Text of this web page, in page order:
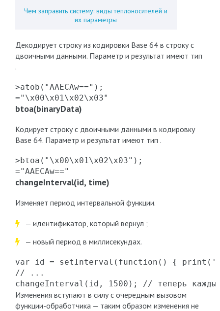
Чем заправить систему: виды теплоносителей и
их параметры
Декодирует строку из кодировки Base 64 в строку с
двоичными данными. Параметр и результат имеют тип
.
>atob("AAECAw==");
="\x00\x01\x02\x03"
btoa(binaryData)
Кодирует строку с двоичными данными в кодировку
Base 64. Параметр и результат имеют тип .
>btoa("\x00\x01\x02\x03");
="AAECAw=="
changeInterval(id, time)
Изменяет период интервальной функции.
— идентификатор, который вернул ;
— новый период в миллисекундах.
var id = setInterval(function() {
// ...
changeInterval(id, 1500); // теперь
Изменения вступают в силу с очередным вызовом
функции-обработчика — таким образом изменения не